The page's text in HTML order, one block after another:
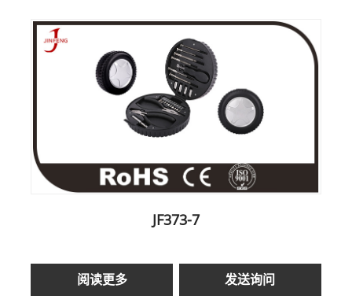
JF373-7
阅读更多 发送询问